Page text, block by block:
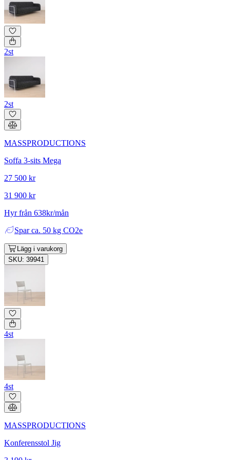
2st
2st
MASSPRODUCTIONS
Soffa 3-sits Mega
27 500 kr
31 900 kr
Hyr från 638kr/mån
Spar ca. 50 kg CO2e
Lägg i varukorg
SKU: 39941
4st
4st
MASSPRODUCTIONS
Konferensstol Jig